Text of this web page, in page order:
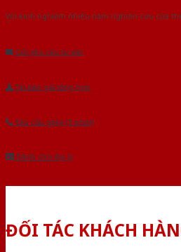
Với kinh nghiệm nhiêu năm nghiên cứu cửa
Gửi yêu cầu tư vấn
Tải báo giá tổng hợp
Yêu cầu gọi lại (3 phút)
Dành cho đại lý
ĐỐI TÁC KHÁCH